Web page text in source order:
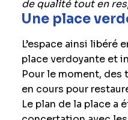
de qualité tout en
Une place
L’espace ainsi libéré
place verdoyante et
Pour le moment,
en cours pour
Le plan de la place a